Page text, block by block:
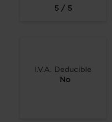
5 / 5
I.V.A. Deducible
No